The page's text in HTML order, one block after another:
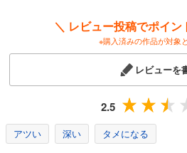
＼ レビュー投稿でポイン
※購入済みの作品が対象
レビューを
2.5
アツい 深い タメになる